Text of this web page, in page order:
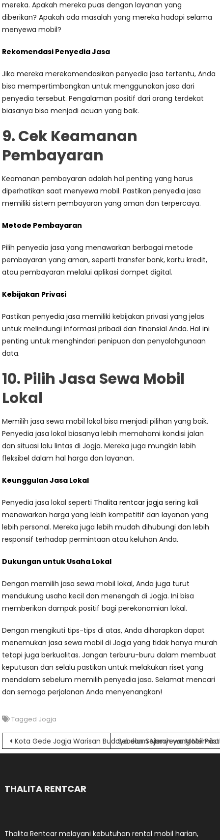
mereka. Apakah mereka puas dengan layanan yang
diberikan? Apakah ada masalah yang mereka hadapi selama
menyewa mobil?
Rekomendasi Penyedia Jasa
Jika mereka merekomendasikan penyedia jasa tertentu, Anda
bisa mempertimbangkan untuk menggunakan jasa dari
penyedia tersebut. Pengalaman positif dari orang terdekat
biasanya bisa menjadi acuan yang baik.
9. Cek Keamanan
Pembayaran
Keamanan pembayaran adalah hal penting yang harus
diperhatikan saat menyewa mobil. Pastikan penyedia jasa
memiliki sistem pembayaran yang aman dan terpercaya.
Metode Pembayaran
Pilih penyedia jasa yang menawarkan berbagai metode
pembayaran yang aman, seperti transfer bank, kartu kredit,
atau pembayaran melalui aplikasi dompet digital.
Kebijakan Privasi
Pastikan penyedia jasa memiliki kebijakan privasi yang jelas
untuk melindungi informasi pribadi dan finansial Anda. Hal ini
penting untuk menghindari penipuan dan penyalahgunaan
data.
10. Pilih Jasa Sewa Mobil
Lokal
Memilih jasa sewa mobil lokal bisa menjadi pilihan yang baik.
Penyedia jasa lokal biasanya lebih memahami kondisi jalan
dan situasi lalu lintas di Jogja. Mereka juga mungkin lebih
fleksibel dalam hal harga dan layanan.
Keunggulan Jasa Lokal
Penyedia jasa lokal seperti Thalita rentcar jogja sering kali
menawarkan harga yang lebih kompetitif dan layanan yang
lebih personal. Mereka juga lebih mudah dihubungi dan lebih
responsif terhadap permintaan atau keluhan Anda.
Dukungan untuk Usaha Lokal
Dengan memilih jasa sewa mobil lokal, Anda juga turut
mendukung usaha kecil dan menengah di Jogja. Ini bisa
memberikan dampak positif bagi perekonomian lokal.
Dengan mengikuti tips-tips di atas, Anda diharapkan dapat
menemukan jasa sewa mobil di Jogja yang tidak hanya murah
tetapi juga berkualitas. Jangan terburu-buru dalam membuat
keputusan dan selalu pastikan untuk melakukan riset yang
mendalam sebelum memilih penyedia jasa. Selamat mencari
dan semoga perjalanan Anda menyenangkan!
Tagged Jogja
Navigasi
pos
Kota Gede Jogja Warisan Budaya dan Sejarah yang
Sebelum Menyewa Mobil
THALITA RENTCAR
Thalita Rentcar melayani kebutuhan rental mobil harian,